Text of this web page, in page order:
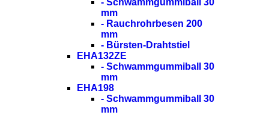
- Schwammgummiball 30
mm
- Rauchrohrbesen 200
mm
- Bürsten-Drahtstiel
EHA132ZE
- Schwammgummiball 30
mm
EHA198
- Schwammgummiball 30
mm